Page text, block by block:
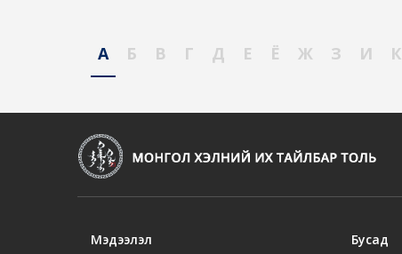
А Б В Г Д Е Ё Ж З И К
Мэдээлэл Бусад